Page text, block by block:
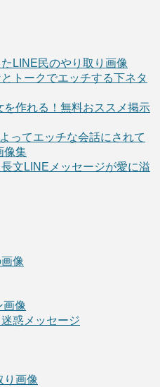
LINE民のやり取り画像
トークでエッチする下ネタ
を作れる！無料おススメ掲示
ってエッチな会話にされて
像集
文LINEメッセージが愛に溢
像
画像
惑メッセージ
り画像